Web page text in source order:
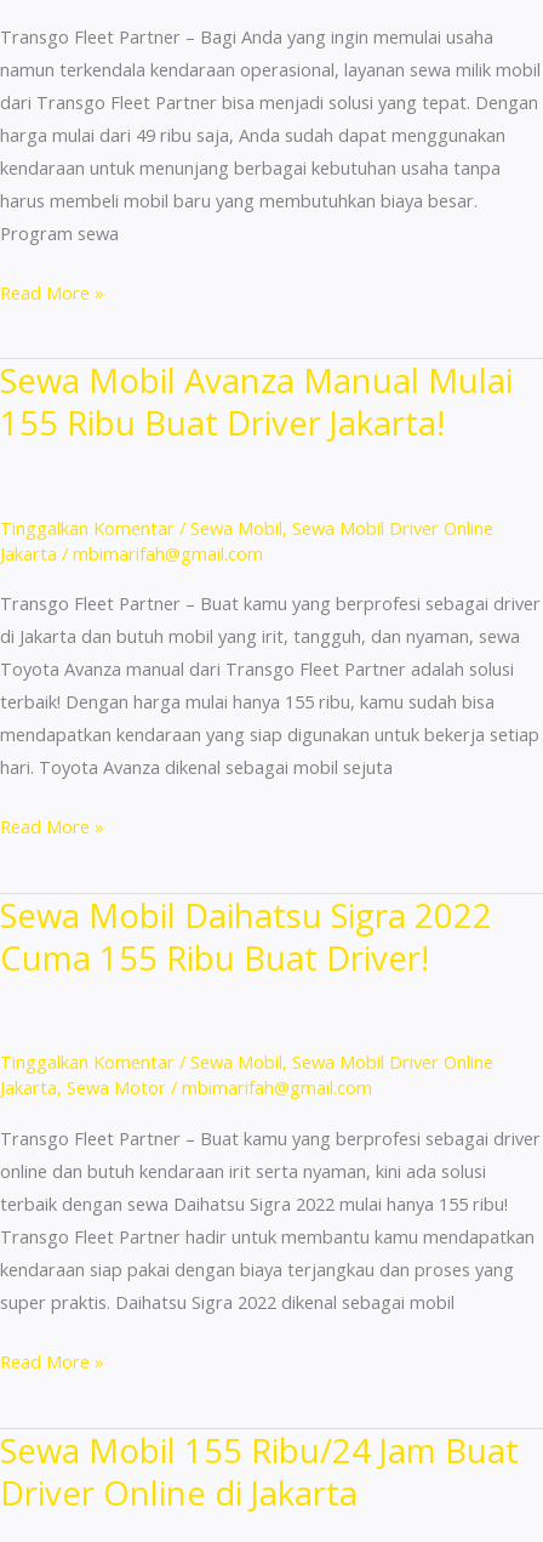
Transgo Fleet Partner – Bagi Anda yang ingin memulai usaha
namun terkendala kendaraan operasional, layanan sewa milik mobil
dari Transgo Fleet Partner bisa menjadi solusi yang tepat. Dengan
harga mulai dari 49 ribu saja, Anda sudah dapat menggunakan
kendaraan untuk menunjang berbagai kebutuhan usaha tanpa
harus membeli mobil baru yang membutuhkan biaya besar.
Program sewa
Sewa
Terdekat
Gambir
Termurah
Jam!
Read More »
Sewa Mobil Avanza Manual Mulai
155 Ribu Buat Driver Jakarta!
Tinggalkan Komentar / Sewa Mobil, Sewa Mobil Driver Online
Jakarta / mbimarifah@gmail.com
Transgo Fleet Partner – Buat kamu yang berprofesi sebagai driver
di Jakarta dan butuh mobil yang irit, tangguh, dan nyaman, sewa
Toyota Avanza manual dari Transgo Fleet Partner adalah solusi
terbaik! Dengan harga mulai hanya 155 ribu, kamu sudah bisa
mendapatkan kendaraan yang siap digunakan untuk bekerja setiap
hari. Toyota Avanza dikenal sebagai mobil sejuta
Sewa
Avanza
Manual
Mulai
Buat
Driver
Read More »
Sewa Mobil Daihatsu Sigra 2022
Cuma 155 Ribu Buat Driver!
Tinggalkan Komentar / Sewa Mobil, Sewa Mobil Driver Online
Jakarta, Sewa Motor / mbimarifah@gmail.com
Transgo Fleet Partner – Buat kamu yang berprofesi sebagai driver
online dan butuh kendaraan irit serta nyaman, kini ada solusi
terbaik dengan sewa Daihatsu Sigra 2022 mulai hanya 155 ribu!
Transgo Fleet Partner hadir untuk membantu kamu mendapatkan
kendaraan siap pakai dengan biaya terjangkau dan proses yang
super praktis. Daihatsu Sigra 2022 dikenal sebagai mobil
Sewa
Daihatsu
Sigra
2022
Read More »
Sewa Mobil 155 Ribu/24 Jam Buat
Driver Online di Jakarta